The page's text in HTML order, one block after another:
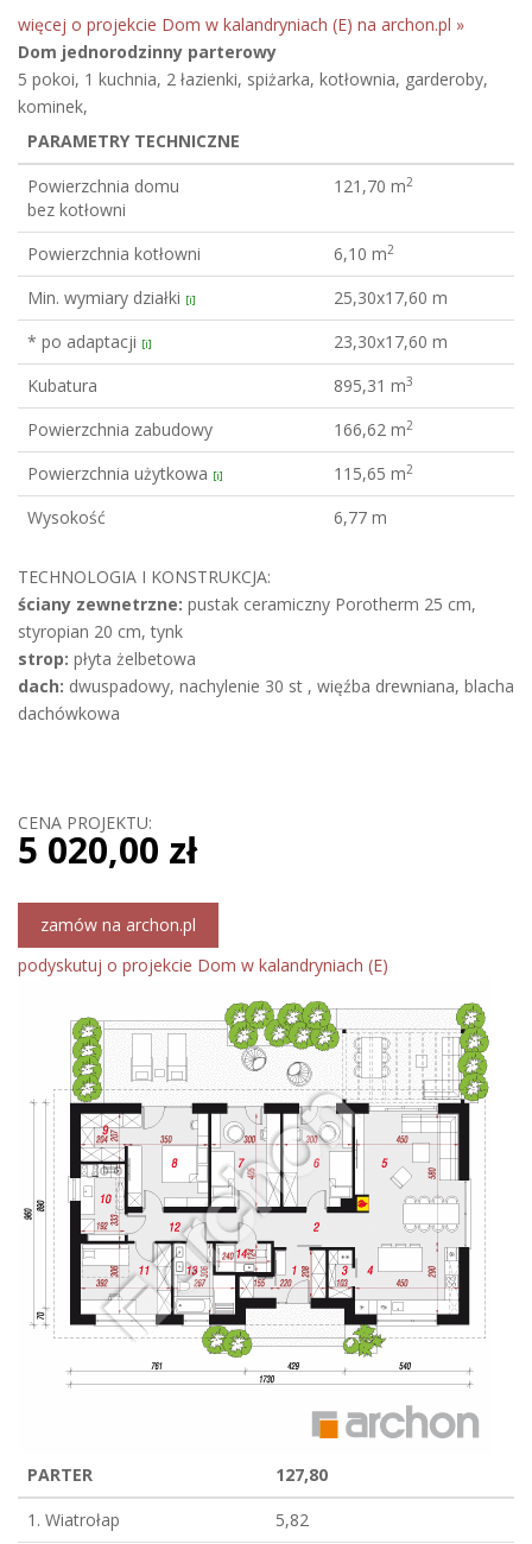
więcej o projekcie Dom w kalandryniach (E) na archon.pl »
Dom jednorodzinny parterowy
5 pokoi, 1 kuchnia, 2 łazienki, spiżarka, kotłownia, garderoby,
kominek,
PARAMETRY TECHNICZNE
Powierzchnia domu
bez kotłowni
121,70 m2
Powierzchnia kotłowni 6,10 m2
Min. wymiary działki [i]
25,30x17,60 m
* po adaptacji [i]
23,30x17,60 m
Kubatura
895,31 m3
Powierzchnia zabudowy 166,62 m2
Powierzchnia użytkowa [i] 115,65 m2
Wysokość 6,77 m
TECHNOLOGIA I KONSTRUKCJA:
ściany zewnetrzne: pustak ceramiczny Porotherm 25 cm,
styropian 20 cm, tynk
strop: płyta żelbetowa
dach: dwuspadowy, nachylenie 30 st , więźba drewniana, blacha
dachówkowa
CENA PROJEKTU:
5 020,00 zł
zamów na archon.pl
podyskutuj o projekcie Dom w kalandryniach (E)
PARTER
127,80
1. Wiatrołap
5,82